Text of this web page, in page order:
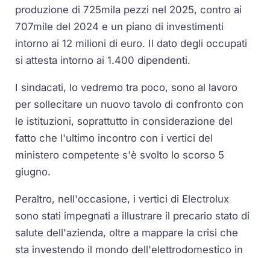
produzione di 725mila pezzi nel 2025, contro ai
707mile del 2024 e un piano di investimenti
intorno ai 12 milioni di euro. Il dato degli occupati
si attesta intorno ai 1.400 dipendenti.
I sindacati, lo vedremo tra poco, sono al lavoro
per sollecitare un nuovo tavolo di confronto con
le istituzioni, soprattutto in considerazione del
fatto che l'ultimo incontro con i vertici del
ministero competente s'è svolto lo scorso 5
giugno.
Peraltro, nell'occasione, i vertici di Electrolux
sono stati impegnati a illustrare il precario stato di
salute dell'azienda, oltre a mappare la crisi che
sta investendo il mondo dell'elettrodomestico in